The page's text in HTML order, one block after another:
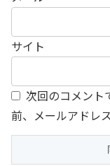
サイト
次回のコメント
前、メールアドレ